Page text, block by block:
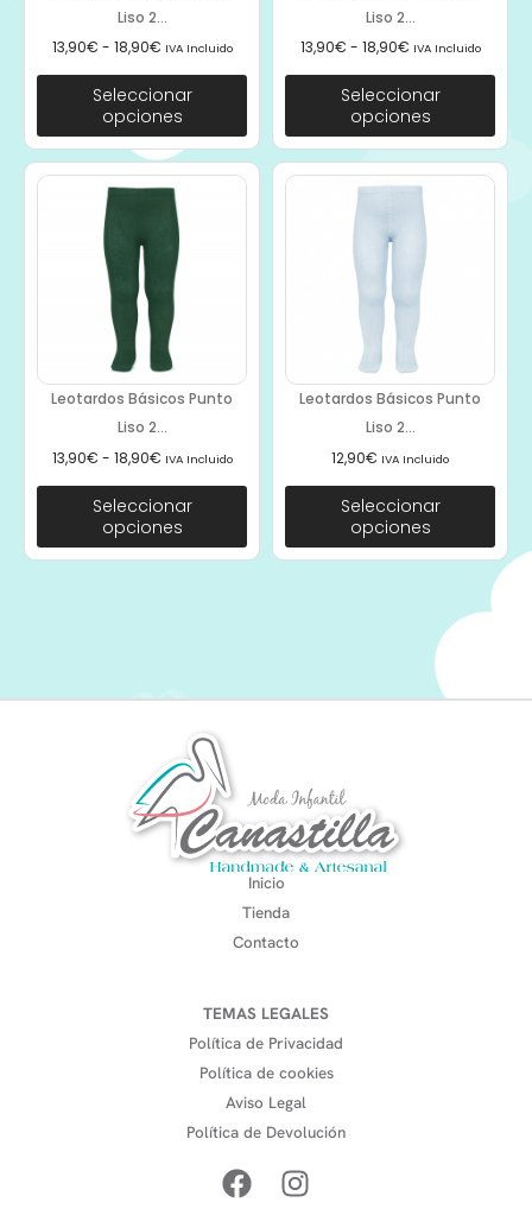
Liso 2...
13,90€ - 18,90€ IVA Incluido
Seleccionar
opciones
Liso 2...
13,90€ - 18,90€ IVA Incluido
Seleccionar
opciones
Leotardos Básicos Punto
Liso 2...
13,90€ - 18,90€ IVA Incluido
Seleccionar
opciones
Leotardos Básicos Punto
Liso 2...
12,90€ IVA Incluido
Seleccionar
opciones
Inicio
Tienda
Contacto
TEMAS LEGALES
Política de Privacidad
Política de cookies
Aviso Legal
Política de Devolución